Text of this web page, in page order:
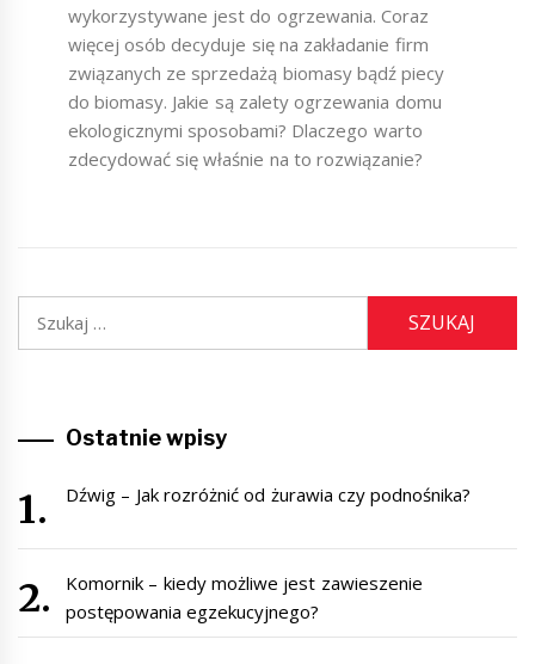
wykorzystywane jest do ogrzewania. Coraz
więcej osób decyduje się na zakładanie firm
związanych ze sprzedażą biomasy bądź piecy
do biomasy. Jakie są zalety ogrzewania domu
ekologicznymi sposobami? Dlaczego warto
zdecydować się właśnie na to rozwiązanie?
Ostatnie wpisy
Dźwig – Jak rozróżnić od żurawia czy podnośnika?
Komornik – kiedy możliwe jest zawieszenie
postępowania egzekucyjnego?